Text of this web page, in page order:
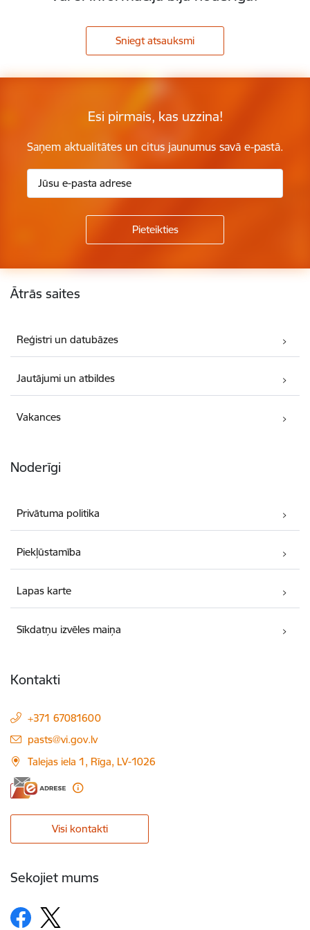
Sniegt atsauksmi
Esi pirmais, kas uzzina!
Saņem aktualitātes un citus jaunumus savā e-pastā.
Kājene
Ātrās saites
Reģistri un datubāzes
Jautājumi un atbildes
Vakances
Noderīgi
Privātuma politika
Piekļūstamība
Lapas karte
Sīkdatņu izvēles maiņa
Kontakti
+371 67081600
E-pasts:
pasts@vi.gov.lv
Talejas iela 1, Rīga, LV-1026
Visi kontakti
Sekojiet mums